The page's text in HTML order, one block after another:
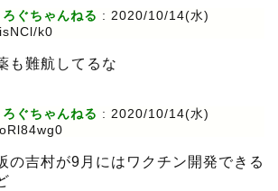
ぐちゃんねる : 2020/10/14(水)
k0
も難航してるな
ぐちゃんねる : 2020/10/14(水)
の吉村が9月にはワクチン開発できる